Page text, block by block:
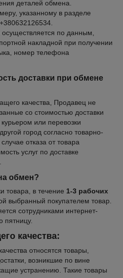
деталей обмена.
указанному в разделе
по данным,
накладной при получении
номер телефона
доставки при обмене
качества, Продавец не
со стоимостью доставки
или перевозки
город согласно товарно-
отказа от товара
услуг по доставке
обмен?
товара, в течение 1-3 рабочих
выбранный покупателем товар.
сотрудниками интернет-
пятницу.
качества:
относятся товары,
возникшие по вине
устранению. Такие товары